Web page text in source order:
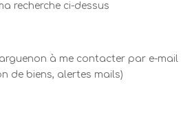
recherche ci-dessus
à me contacter par e-mail
de biens, alertes mails)